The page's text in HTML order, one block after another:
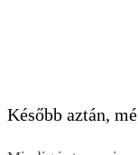
Később aztán,